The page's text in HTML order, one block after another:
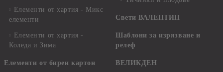
Елементи от хартия - Микс
елементи
Елементи от хартия -
Коледа и Зима
Елементи от бирен картон
Свети ВАЛЕНТИН
Шаблони за изрязване и
релеф
ВЕЛИКДЕН